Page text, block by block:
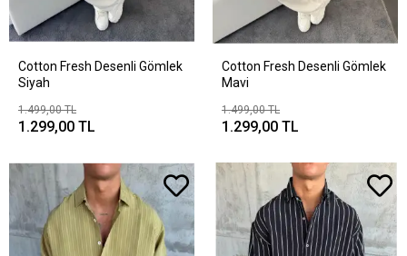
Cotton Fresh Desenli Gömlek
Siyah
1.499,00 TL
1.299,00 TL
Cotton Fresh Desenli Gömlek
Mavi
1.499,00 TL
1.299,00 TL